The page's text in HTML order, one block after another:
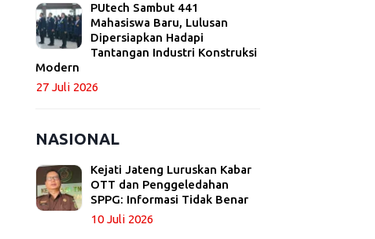
PUtech Sambut 441
Mahasiswa Baru, Lulusan
Dipersiapkan Hadapi
Tantangan Industri Konstruksi
Modern
27 Juli 2026
NASIONAL
Kejati Jateng Luruskan Kabar
OTT dan Penggeledahan
SPPG: Informasi Tidak Benar
10 Juli 2026